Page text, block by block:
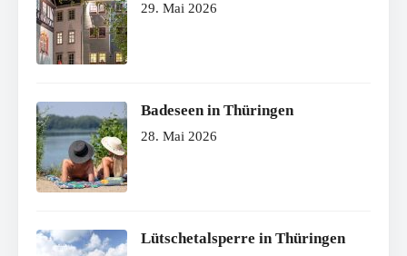
29. Mai 2026
Badeseen in Thüringen
28. Mai 2026
Lütschetalsperre in Thüringen